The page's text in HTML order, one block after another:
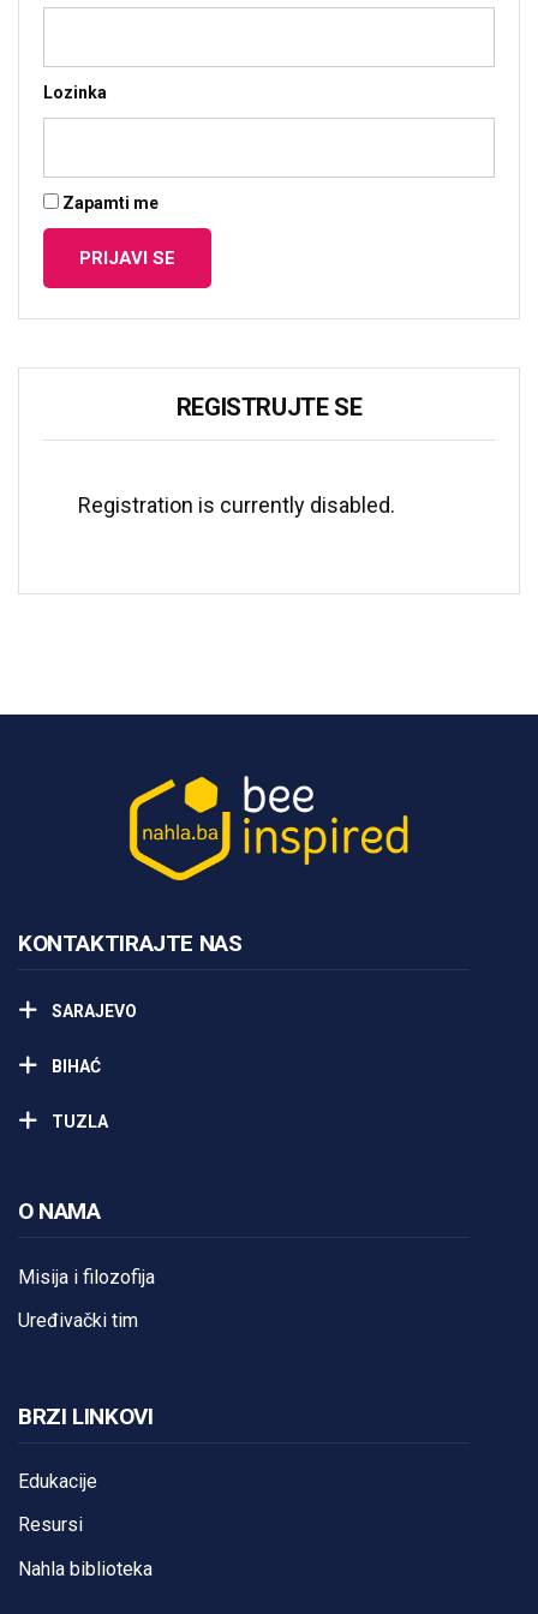
Lozinka
Zapamti me
REGISTRUJTE SE
Registration is currently disabled.
KONTAKTIRAJTE NAS
SARAJEVO
BIHAĆ
TUZLA
O NAMA
Misija i filozofija
Uređivački tim
BRZI LINKOVI
Edukacije
Resursi
Nahla biblioteka